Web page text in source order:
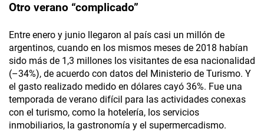
Otro verano “complicado”
Entre enero y junio llegaron al país casi un millón de
argentinos, cuando en los mismos meses de 2018 habían
sido más de 1,3 millones los visitantes de esa nacionalidad
(–34%), de acuerdo con datos del Ministerio de Turismo. Y
el gasto realizado medido en dólares cayó 36%. Fue una
temporada de verano difícil para las actividades conexas
con el turismo, como la hotelería, los servicios
inmobiliarios, la gastronomía y el supermercadismo.